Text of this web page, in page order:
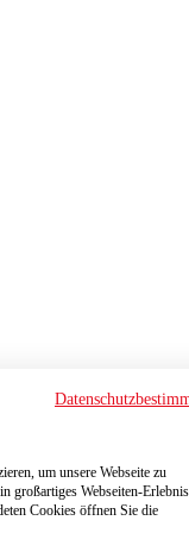
um unsere Webseite zu
großartiges Webseiten-
Cookies öffnen Sie die